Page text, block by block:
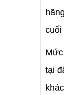
cuối
tại